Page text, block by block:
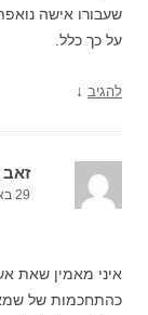
שעבורו אישה
על כך כלל.
להגיב ↓
זאב
29 באוגוסט 2014 בשעה 14:04
איני מאמין שאת
כהתחכמות של